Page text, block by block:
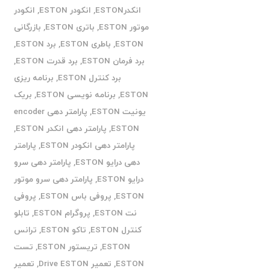
انکدرESTON
, انکودر ESTON , انکودر
موتور ESTON
, باتری ESTON , بازرگانی
ESTON
, باطری ESTON , برد ESTON
,
برد فرمان ESTON
, برد قدرت ESTON
,
برد کنترل ESTON
, برنامه ریزی
ESTON
, برنامه نویسی ESTON , بریک
یونیت ESTON
,
پارامتر دهی encoder
ESTON
, پارامتر دهی انکدر ESTON
,
پارامتر دهی انکودر ESTON
, پارامتر
دهی درایو ESTON
, پارامتر دهی سرو
درایو ESTON
, پارامتر دهی سرو موتور
ESTON
, پروفی باس ESTON , پروفی
نت ESTON
, پروگرام ESTON , تابلو
کنترل ESTON
, تاکو ESTON , ترانس
ESTON
, تریستور ESTON , تست
ESTON
, تعمیر Drive ESTON , تعمیر